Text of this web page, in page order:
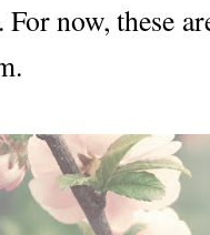
now, these